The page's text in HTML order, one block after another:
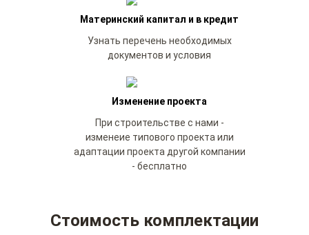
Материнский капитал и в кредит
Узнать перечень необходимых
документов и условия
Изменение проекта
При строительстве с нами -
изменеие типового проекта или
адаптации проекта другой компании
- бесплатно
Стоимость комплектации